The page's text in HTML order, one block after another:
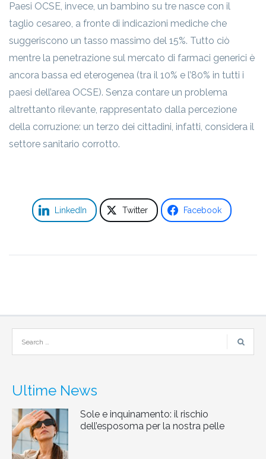
Paesi OCSE, invece, un bambino su tre nasce con il
taglio cesareo, a fronte di indicazioni mediche che
suggeriscono un tasso massimo del 15%. Tutto ciò
mentre la penetrazione sul mercato di farmaci generici è
ancora bassa ed eterogenea (tra il 10% e l’80% in tutti i
paesi dell’area OCSE). Senza contare un problema
altrettanto rilevante, rappresentato dalla percezione
della corruzione: un terzo dei cittadini, infatti, considera il
settore sanitario corrotto.
LinkedIn Twitter Facebook
Ultime News
Sole e inquinamento: il rischio
dell’esposoma per la nostra pelle